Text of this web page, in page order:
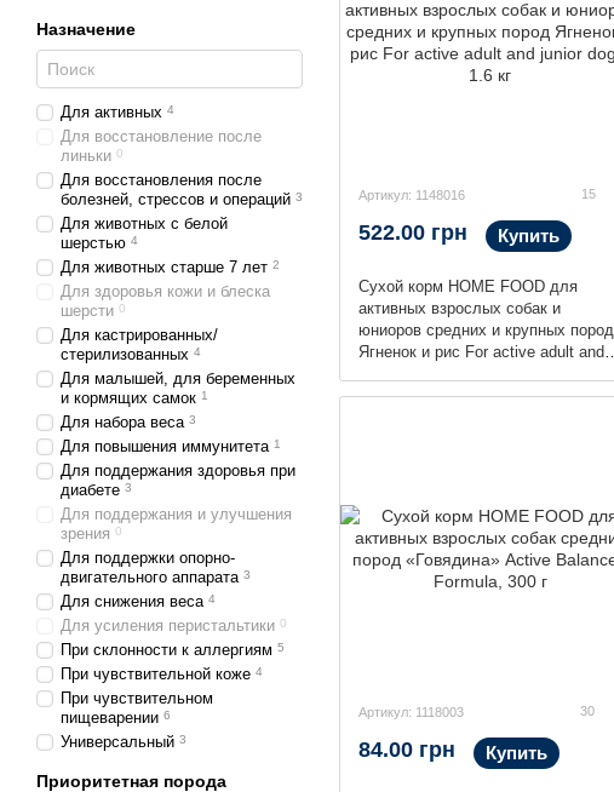
Артикул: 1148016 15
Сухой корм HOME FOOD для
активных взрослых собак и
юниоров средних и крупных пород
Ягненок и рис For active adult and
522.00 грн Купить
Артикул: 1118003 30
84.00 грн Купить
Назначение
Для активных 4
Для восстановление после
линьки 0
Для восстановления после
болезней, стрессов и операций 3
Для животных с белой
шерстью 4
Для животных старше 7 лет 2
Для здоровья кожи и блеска
шерсти 0
Для кастрированных/
стерилизованных 4
Для малышей, для беременных
и кормящих самок 1
Для набора веса 3
Для повышения иммунитета 1
Для поддержания здоровья при
диабете 3
Для поддержания и улучшения
зрения 0
Для поддержки опорно-
двигательного аппарата 3
Для снижения веса 4
Для усиления перистальтики 0
При склонности к аллергиям 5
При чувствительной коже 4
При чувствительном
пищеварении 6
Универсальный 3
Приоритетная порода